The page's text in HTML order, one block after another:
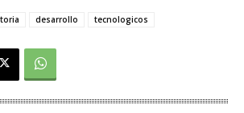
desarrollo tecnologicos